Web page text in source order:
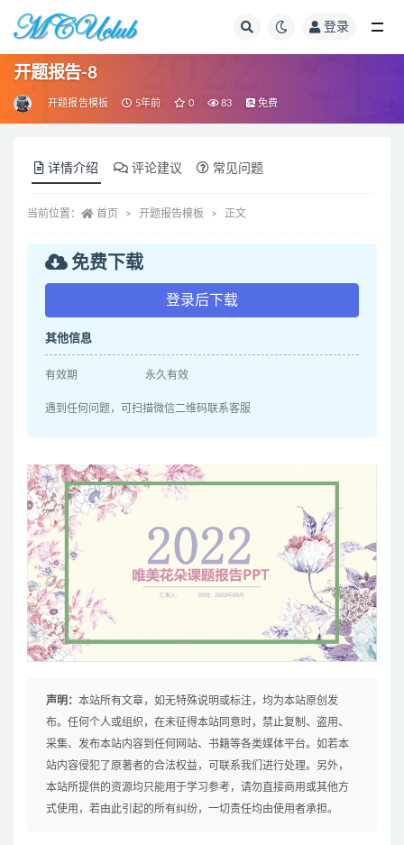
登录
开题报告-8
开题报告模板 5年前 0 83 免费
详情介绍 评论建议 常见问题
当前位置： 首页 开题报告模板 正文
免费下载
登录后下载
其他信息
有效期 永久有效
遇到任何问题，可扫描微信二维码联系客服
声明： 本站所有文章，如无特殊说明或标注，均为本站原创发
布。任何个人或组织，在未征得本站同意时，禁止复制、盗用、
采集、发布本站内容到任何网站、书籍等各类媒体平台。如若本
站内容侵犯了原著者的合法权益，可联系我们进行处理。另外，
本站所提供的资源均只能用于学习参考，请勿直接商用或其他方
式使用，若由此引起的所有纠纷，一切责任均由使用者承担。